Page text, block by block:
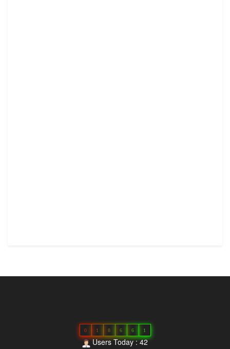
0 1 8 6 6 1
Users Today : 42